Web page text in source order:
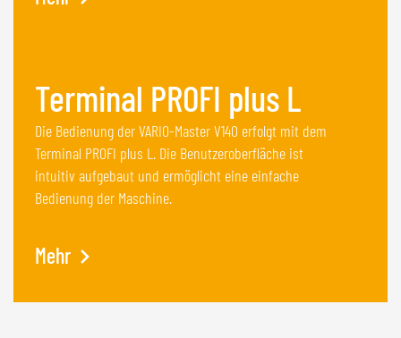
Terminal PROFI plus L
Die Bedienung der VARIO-Master V140 erfolgt mit dem
Terminal PROFI plus L. Die Benutzeroberfläche ist
intuitiv aufgebaut und ermöglicht eine einfache
Bedienung der Maschine.
Mehr